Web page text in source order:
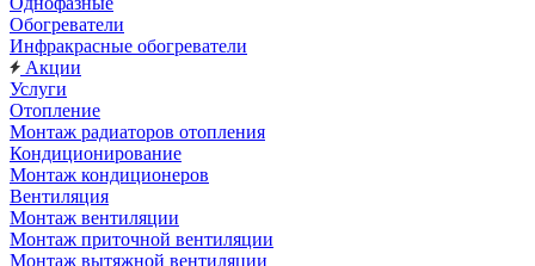
Обогреватели
Инфракрасные обогреватели
Акции
Услуги
Отопление
Монтаж радиаторов отопления
Кондиционирование
Монтаж кондиционеров
Вентиляция
Монтаж вентиляции
Монтаж приточной вентиляции
Монтаж вытяжной вентиляции